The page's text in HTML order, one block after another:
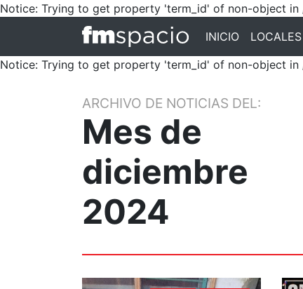
Notice: Trying to get property 'term_id' of non-object
INICIO
LOCALES
Notice: Trying to get property 'term_id' of non-object
ARCHIVO DE NOTICIAS DEL:
Mes de
diciembre
2024